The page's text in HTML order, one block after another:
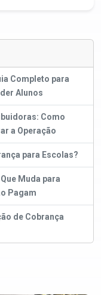
Completo para
Alunos
Como
a Operação
para Escolas?
Muda para
Pagam
de Cobrança